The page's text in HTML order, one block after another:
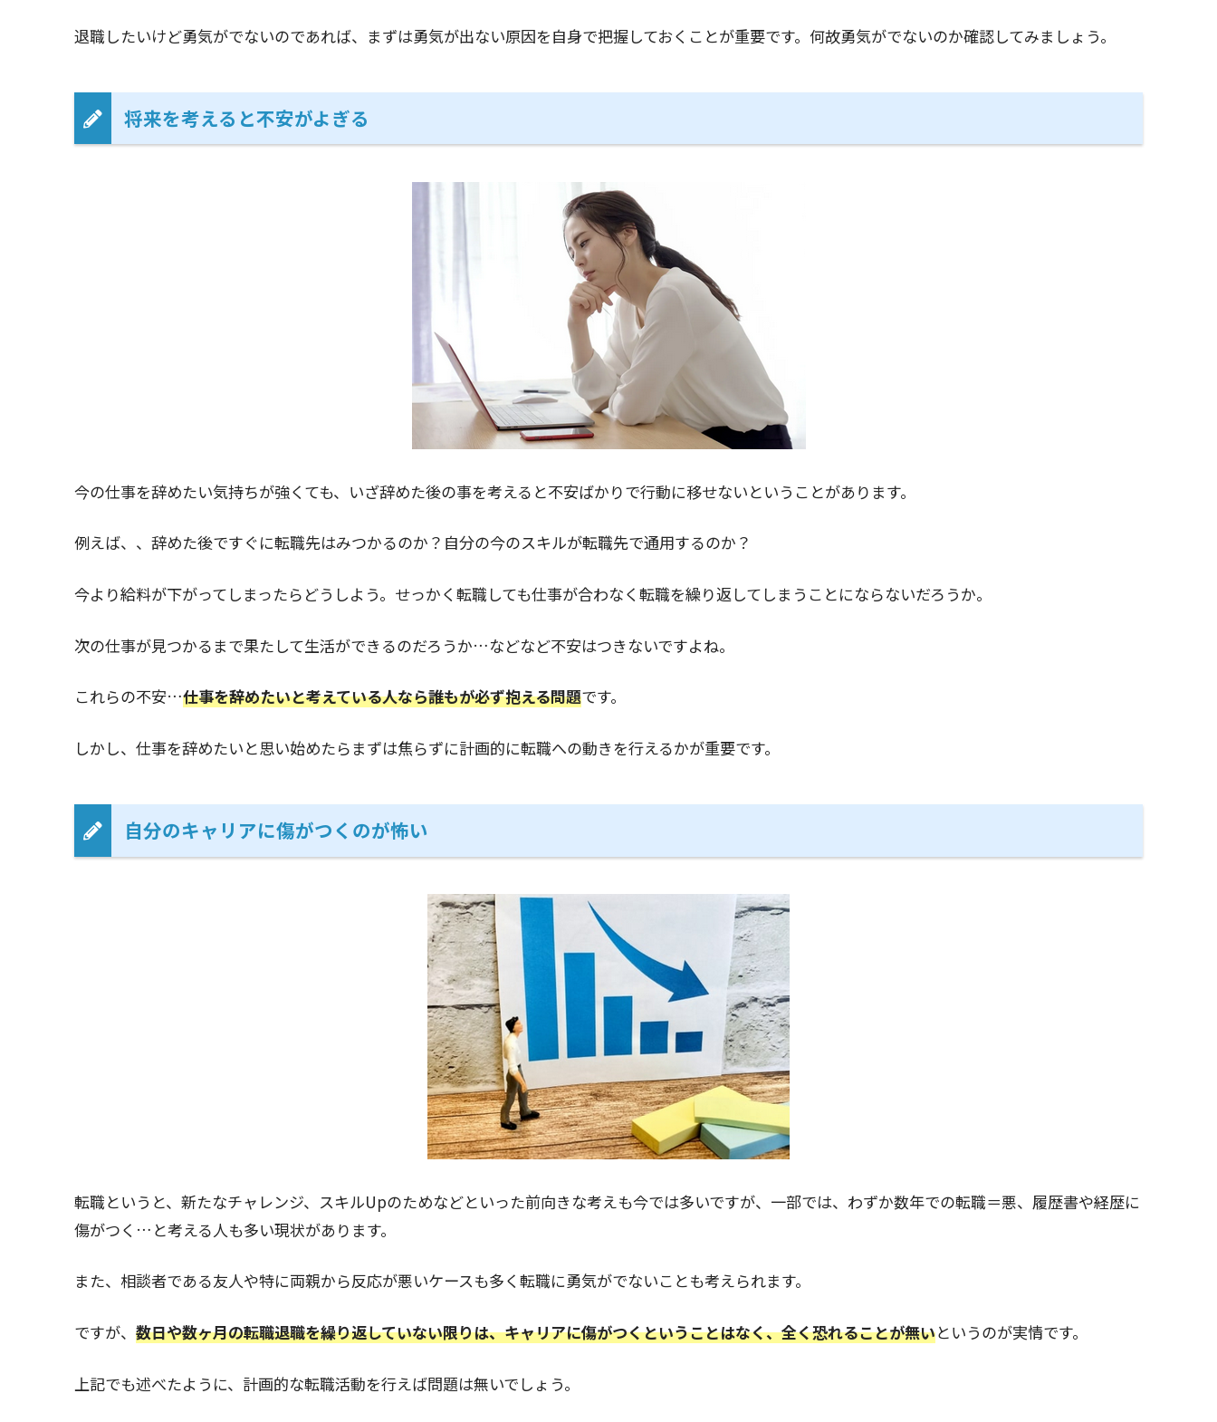
退職したいけど勇気がでないのであれば、まずは勇気が出ない原因を自身で把握しておくことが重要です。何故勇気がでないのか確認してみましょう。
将来を考えると不安がよぎる
今の仕事を辞めたい気持ちが強くても、いざ辞めた後の事を考えると不安ばかりで行動に移せないということがあります。
例えば、、辞めた後ですぐに転職先はみつかるのか？自分の今のスキルが転職先で通用するのか？
今より給料が下がってしまったらどうしよう。せっかく転職しても仕事が合わなく転職を繰り返してしまうことにならないだろうか。
次の仕事が見つかるまで果たして生活ができるのだろうか…などなど不安はつきないですよね。
これらの不安…仕事を辞めたいと考えている人なら誰もが必ず抱える問題です。
しかし、仕事を辞めたいと思い始めたらまずは焦らずに計画的に転職への動きを行えるかが重要です。
自分のキャリアに傷がつくのが怖い
転職というと、新たなチャレンジ、スキルUpのためなどといった前向きな考えも今では多いですが、一部では、わずか数年での転職＝悪、履歴書や経歴に
傷がつく…と考える人も多い現状があります。
また、相談者である友人や特に両親から反応が悪いケースも多く転職に勇気がでないことも考えられます。
ですが、 数日や数ヶ月の転職退職を繰り返していない限りは、キャリアに傷がつくということはなく、全く恐れることが無いというのが実情です。
上記でも述べたように、計画的な転職活動を行えば問題は無いでしょう。